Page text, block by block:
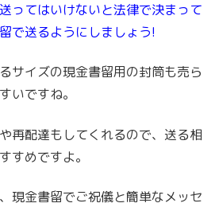
ってはいけないと法律で決まって
で送るようにしましょう!
サイズの現金書留用の封筒も売ら
いですね。
再配達もしてくれるので、送る相
すめですよ。
現金書留でご祝儀と簡単なメッセ